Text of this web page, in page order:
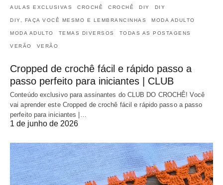
AULAS EXCLUSIVAS CROCHÊ CROCHÊ DIY DIY
DIY, FAÇA VOCÊ MESMO E LEMBRANCINHAS MODA ADULTO
MODA ADULTO TEMAS DIVERSOS TODAS AS POSTAGENS
VERÃO VERÃO
Cropped de crochê fácil e rápido passo a
passo perfeito para iniciantes | CLUB
Conteúdo exclusivo para assinantes do CLUB DO CROCHÊ! Você
vai aprender este Cropped de crochê fácil e rápido passo a passo
perfeito para iniciantes |…
1 de junho de 2026